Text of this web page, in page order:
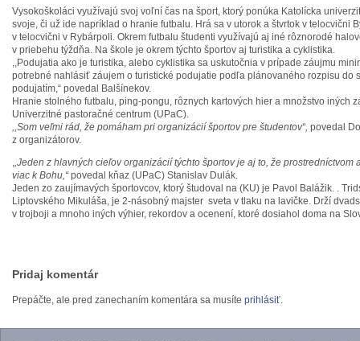
Vysokoškoláci využívajú svoj voľní čas na šport, ktorý ponúka Katolícka
svoje, či už ide napríklad o hranie futbalu. Hrá sa v utorok a štvrtok v telocvični
v telocvični v Rybárpoli. Okrem futbalu študenti využívajú aj iné rôznorodé
v priebehu týždňa. Na škole je okrem týchto športov aj turistika a cyklistika.
,,Podujatia ako je turistika, alebo cyklistika sa uskutočnia v prípade záujmu
potrebné nahlásiť záujem o turistické podujatie podľa plánovaného rozpisu do
podujatím,“ povedal Balšínekov.
Hranie stolného futbalu, ping-pongu, rôznych kartových hier a množstvo iných
Univerzitné pastoračné centrum (UPaC).
,,Som veľmi rád, že pomáham pri organizácií športov pre študentov“, povedal
z organizátorov.
,,Jeden z hlavných cieľov organizácií týchto športov je aj to, že prostredníctvom
viac k Bohu,“povedal kňaz (UPaC) Stanislav Dulák.
Jeden zo zaujímavých športovcov, ktorý študoval na (KU) je Pavol Balážik. .
Liptovského Mikuláša, je 2-násobný majster sveta v tlaku na lavičke. Drží
v trojboji a mnoho iných výhier, rekordov a ocenení, ktoré dosiahol doma na
Pridaj komentár
Prepáčte, ale pred zanechaním komentára sa musíte prihlásiť.